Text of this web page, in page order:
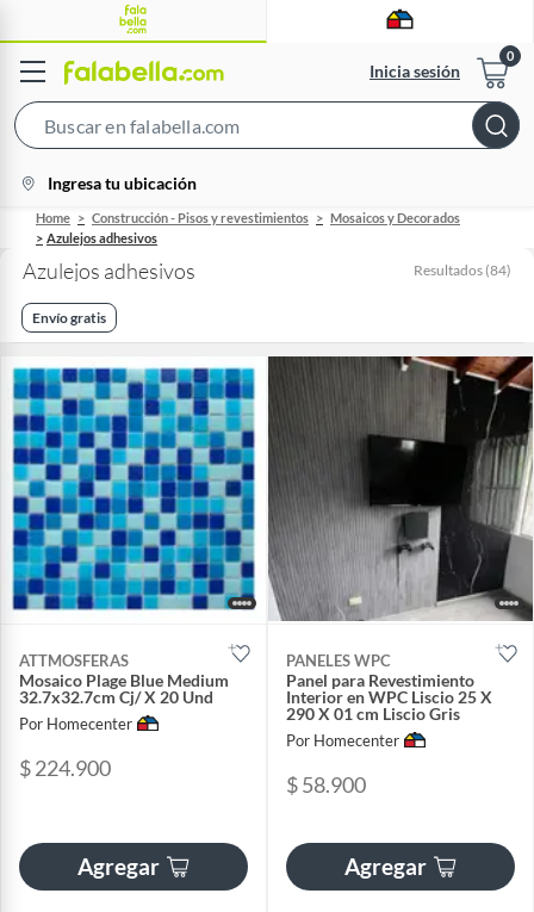
Inicia sesión
Bar
location-
icon
Ingresa tu ubicación
Home Construcción - Pisos y revestimientos
Mosaicos y Decorados
Azulejos adhesivos
Azulejos adhesivos Resultados (84)
Envío gratis
ATTMOSFERAS
Mosaico Plage Blue Medium
32.7x32.7cm Cj/ X 20 Und
Por Homecenter
$ 224.900
Agregar
PANELES WPC
Panel para Revestimiento
Interior en WPC Liscio 25 X
290 X 01 cm Liscio Gris
Por Homecenter
$ 58.900
Agregar